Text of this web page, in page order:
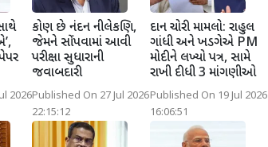
2026
કોણ છે નંદન નીલેકણિ,
જેમને સોંપવામાં આવી
પરીક્ષા સુધારાની
જવાબદારી
Published On 27 Jul 2026
22:15:12
દાન ચોરી મામલો: રાહુલ
ગાંધી અને ખડગેએ PM
મોદીને લખ્યો પત્ર, સામે
રાખી દીધી 3 માંગણીઓ
Published On 19 Jul 2026
16:06:51